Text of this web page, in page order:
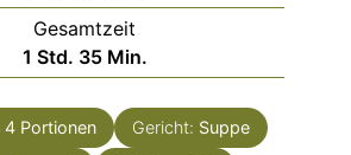
Gesamtzeit
1 Stunde
Std. 35Minuten
Min.
4 Portionen Gericht: Suppe